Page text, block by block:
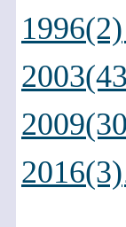
1996(2)
2016(3)